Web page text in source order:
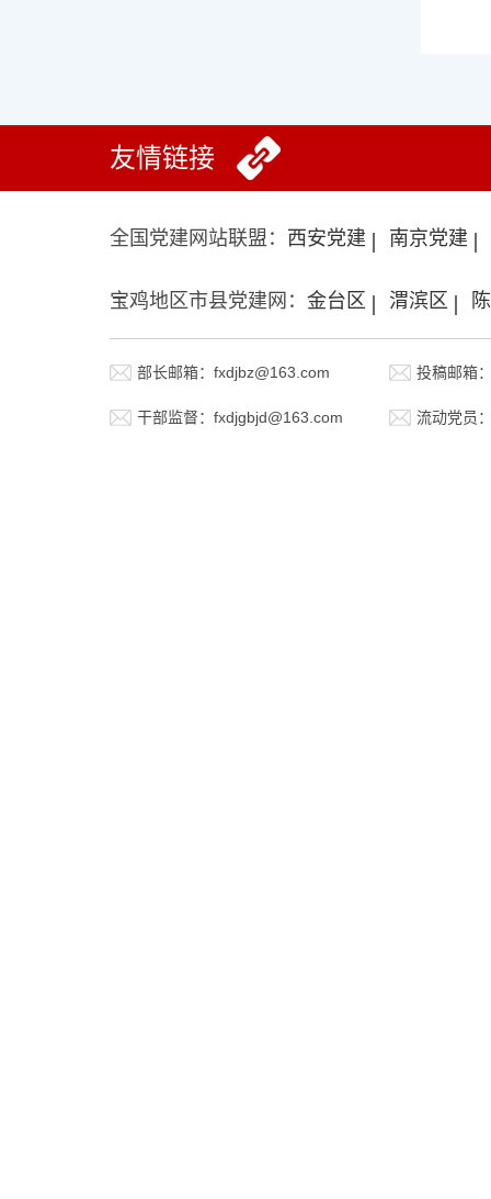
友情链接
全国党建网站联盟： 西安党建 南京党建
宝鸡地区市县党建网： 金台区 渭滨区
部长邮箱：fxdjbz@163.com 投稿邮箱
干部监督：fxdjgbjd@163.com 流动党员